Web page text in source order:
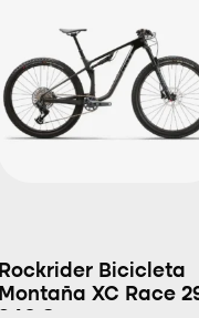
Rockrider Bicicleta
Montaña XC Race